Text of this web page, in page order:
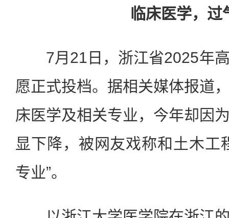
临床医学，过
7月21日，浙江省2025年高
愿正式投档。据相关媒体报道
床医学及相关专业，今年却因
显下降，被网友戏称和土木工
专业”。